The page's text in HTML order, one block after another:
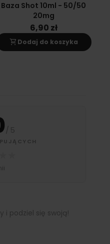
Baza Shot 10ml - 50/50
20mg
6,90 zł
shopping_cart Dodaj do koszyka
/ 5
i podziel się swoją!